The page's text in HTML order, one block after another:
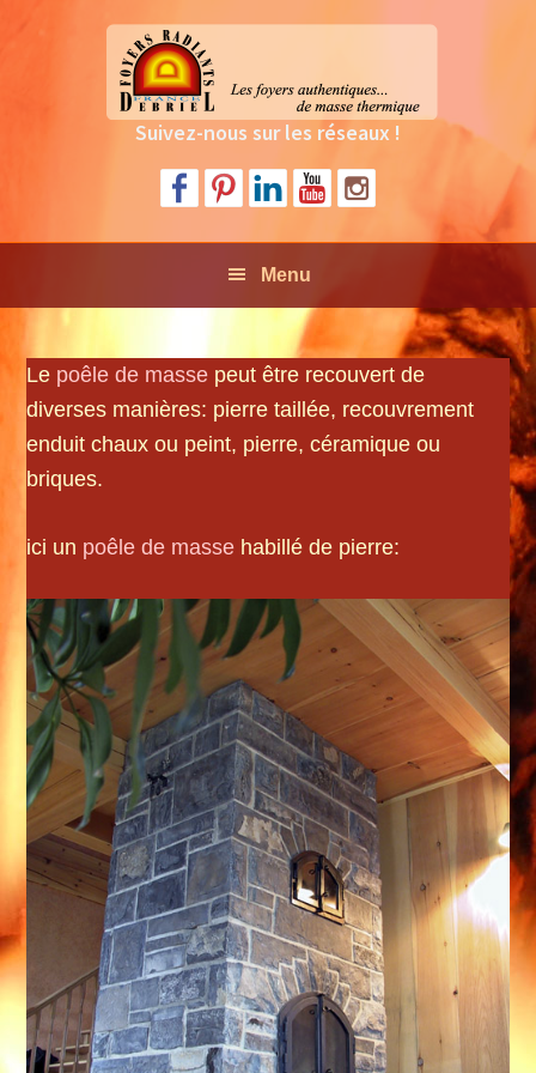
Suivez-nous sur les réseaux !
Menu
Le poêle de masse peut être recouvert de
diverses manières: pierre taillée, recouvrement
enduit chaux ou peint, pierre, céramique ou
briques.
ici un poêle de masse habillé de pierre: